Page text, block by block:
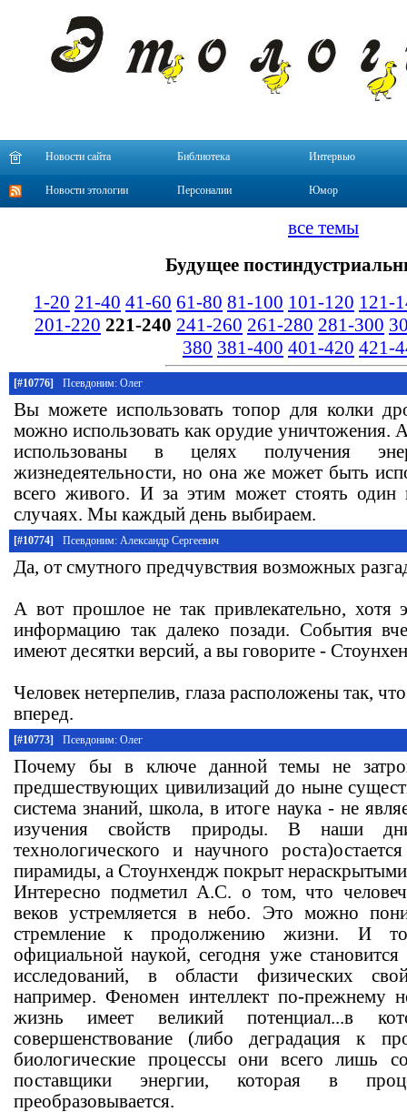
Новости сайта Библиотека Интервью
Новости этологии Персоналии Юмор
все темы
Будущее
1-20 21-40 41-60 61-80 81-100 101-120 121-
201-220 221-240 241-260 261-280 281-300
380 381-400 401-420 421-
[#10776] Псевдоним: Олег
Вы можете использовать топор для колки
можно использовать как орудие уничтожения.
использованы в целях получения
жизнедеятельности, но она же может быть
всего живого. И за этим может стоять
случаях. Мы каждый день выбираем.
[#10774] Псевдоним: Александр Сергеевич
Да, от смутного предчувствия возможных
А вот прошлое не так привлекательно,
информацию так далеко позади. События
имеют десятки версий, а вы говорите -
Человек нетерпелив, глаза расположены так,
вперед.
[#10773] Псевдоним: Олег
Почему бы в ключе данной темы не
предшествующих цивилизаций до ныне
система знаний, школа, в итоге наука - не
изучения свойств природы. В наши дни
технологического и научного
пирамиды, а Стоунхендж покрыт нераскрытыми
Интересно подметил А.С. о том, что
веков устремляется в небо. Это можно
стремление к продолжению жизни. И
официальной наукой, сегодня уже
исследований, в области физических
например. Феномен интеллект по-прежнему
жизнь имеет великий потенциал...в
совершенствование (либо деградация к
биологические процессы они всего лишь
поставщики энергии, которая в
преобразовывается.